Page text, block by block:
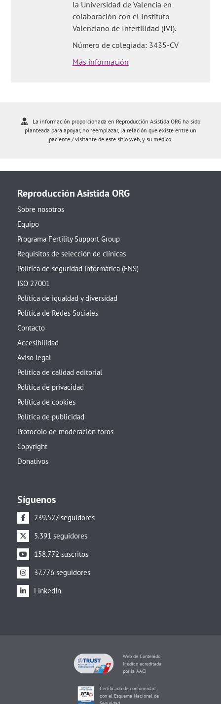
la Universidad de Valencia en
colaboración con el Instituto
Valenciano de Infertilidad (IVI).
Número de colegiada: 3435-CV
Más información
La información proporcionada en Reproducción Asistida ORG ha sido
planteada para apoyar, no reemplazar, la relación que existe entre un
paciente / visitante de este sitio web, y su médico.
Reproducción Asistida ORG
Sobre nosotros
Equipo
Programa Fertility Support Group
Requisitos de selección de clínicas
Política de seguridad informática (ENS)
ISO 27001
Política de igualdad y diversidad
Política de Redes Sociales
Contacto
Accesibilidad
Aviso legal
Política de calidad editorial
Política de privacidad
Política de cookies
Política de publicidad
Protocolo de moderación foros
Copyright
Donativos
Síguenos
239.527 seguidores
5.391 seguidores
158.772 suscritos
37.776 seguidores
LinkedIn
Web de Contenido
Médico acreditada
por la AACI
Certificado de conformidad
con el Esquema Nacional de